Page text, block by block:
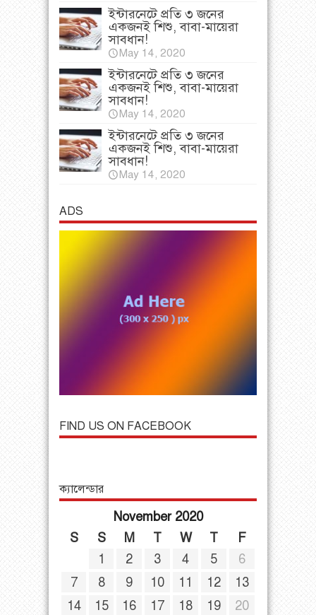
ইন্টারনেটে প্রতি ৩ জনের
একজনই শিশু, বাবা-মায়েরা
সাবধান!
May 14, 2020
ইন্টারনেটে প্রতি ৩ জনের
একজনই শিশু, বাবা-মায়েরা
সাবধান!
May 14, 2020
ইন্টারনেটে প্রতি ৩ জনের
একজনই শিশু, বাবা-মায়েরা
সাবধান!
May 14, 2020
ADS
FIND US ON FACEBOOK
ক্যালেন্ডার
November 2020
S
S M T W T
F
1
2 3 4 5
6
7
8 9 10 11 12
13
14
15 16 17 18 19
20